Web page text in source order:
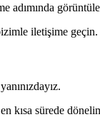
adımında
iletişime geçin.
yanınızdayız.
kısa sürede